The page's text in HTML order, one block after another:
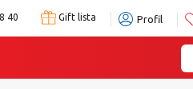
40 Gift lista Profil